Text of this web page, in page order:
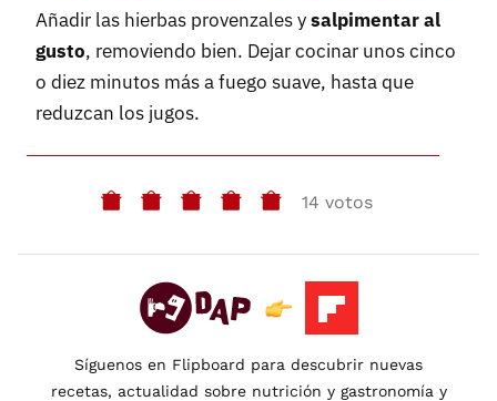
Añadir las hierbas provenzales ysalpimentar al
gusto, removiendo bien. Dejar cocinar unos cinco
o diez minutos más a fuego suave, hasta que
reduzcan los jugos.
14 votos
Síguenos en Flipboard para descubrir nuevas
recetas, actualidad sobre nutrición y gastronomía y